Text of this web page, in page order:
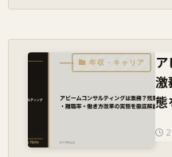
年収・キャリア
激
態